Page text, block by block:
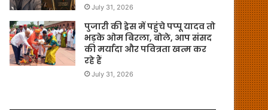
July 31, 2026
पुजारी की ड्रेस में पहुंचे पप्पू यादव तो
भड़के ओम बिरला, बोले, आप संसद
की मर्यादा और पवित्रता खत्म कर
रहे हैं
July 31, 2026